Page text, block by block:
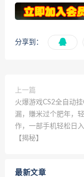
分享到：
上一篇
火爆游戏CS2全自动挂
漏，賺米过个肥年，
作，一部手机轻松日
【揭秘】
最新文章